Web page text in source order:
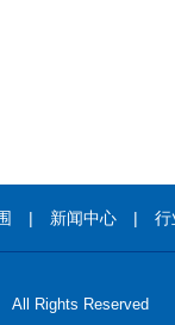
| 新闻中心 | 行
All Rights Reserved